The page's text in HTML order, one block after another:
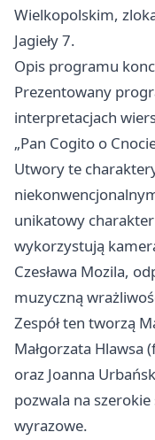
Wielkopolskim,
Jagieły 7.
Opis programu
Prezentowany
interpretacjach
„Pan Cogito o
Utwory te
unikatowy
wykorzystują
Czesława Mozila,
muzyczną
Zespół ten tworzą
Małgorzata Hlawsa
oraz Joanna
pozwala na
wyrazowe.